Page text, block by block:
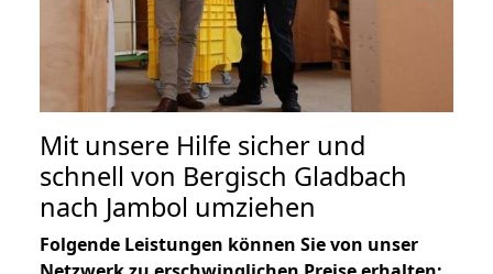
Mit unsere Hilfe sicher und
schnell von Bergisch Gladbach
nach Jambol umziehen
Folgende Leistungen können Sie von unser